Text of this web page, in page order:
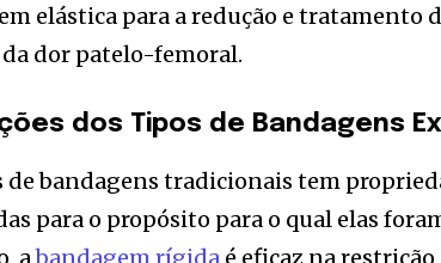
elástica para a redução e tratamento
dor patelo-femoral.
dos Tipos de Bandagens
de bandagens tradicionais tem
para o propósito para o qual elas
abandagem rígida é eficaz na